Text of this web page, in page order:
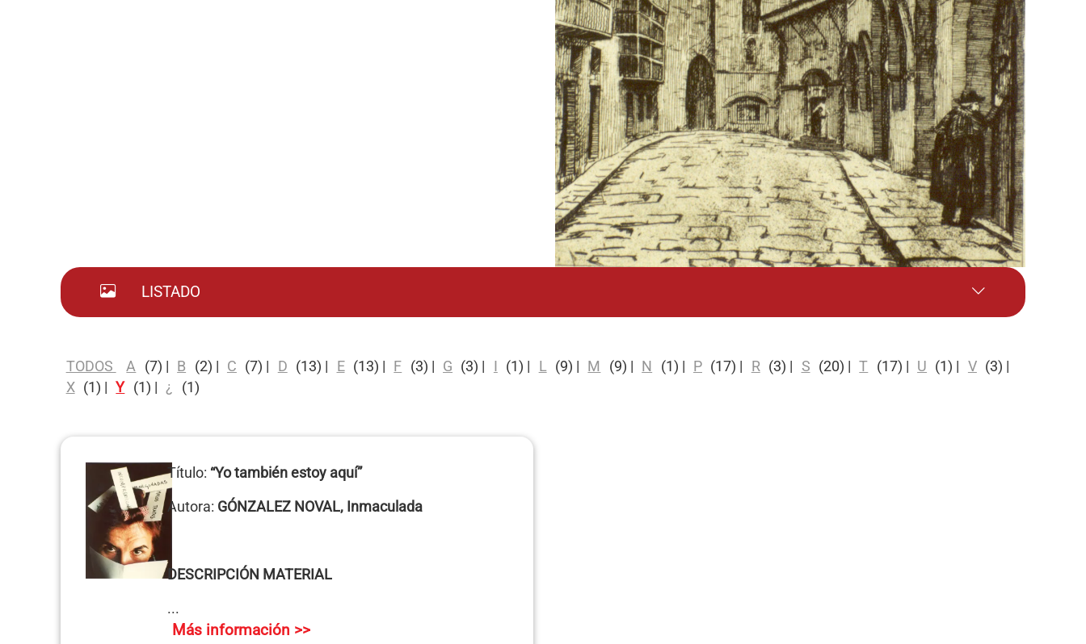
LISTADO
TODOS A (7) B (2) C (7) D (13) E (13) F (3) G (3) (1) L (9) M (9) N (1) P (17) R (3) S (20) T (17) U (1) V (3)
X (1) Y (1) ¿ (1)
Título: “Yo también estoy aquí”
Autora: GÓNZALEZ NOVAL, Inmaculada
DESCRIPCIÓN MATERIAL
...
Más información >>